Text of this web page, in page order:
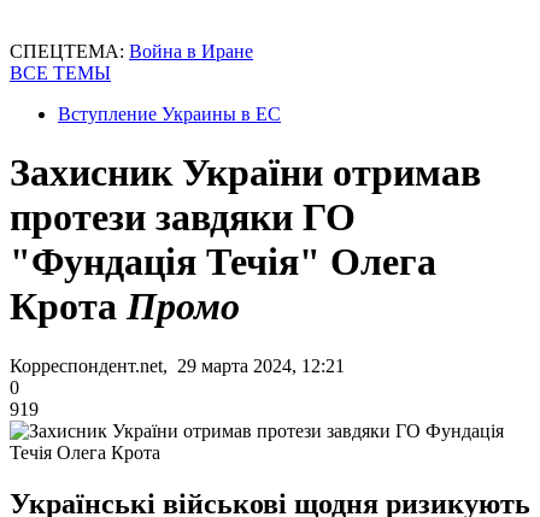
СПЕЦТЕМА: Война в Иране
ВСЕ ТЕМЫ
Вступление Украины в ЕС
Захисник України отримав
протези завдяки ГО
"Фундація Течія" Олега
КротаПромо
Корреспондент.net, 29 марта 2024, 12:21
0
919
Українські військові щодня ризикують